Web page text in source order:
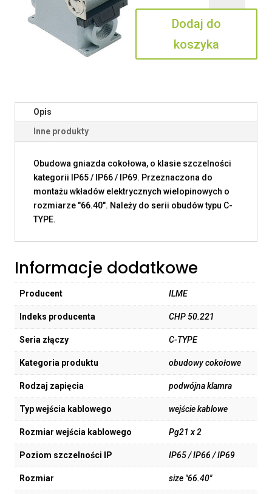
50.221
Dodaj do
koszyka
Opis
Inne produkty
Obudowa gniazda cokołowa, o klasie szczelności
kategorii IP65 / IP66 / IP69. Przeznaczona do
montażu wkładów elektrycznych wielopinowych o
rozmiarze "66.40". Należy do serii obudów typu C-
TYPE.
Informacje dodatkowe
Producent ILME
Indeks producenta CHP 50.221
Seria złączy C-TYPE
Kategoria produktu obudowy cokołowe
Rodzaj zapięcia podwójna klamra
Typ wejścia kablowego wejście kablowe
Rozmiar wejścia kablowego Pg21 x 2
Poziom szczelności IP IP65 / IP66 / IP69
Rozmiar size "66.40"